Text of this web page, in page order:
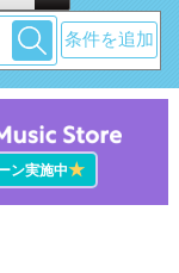
条件を追加
ン実施中★